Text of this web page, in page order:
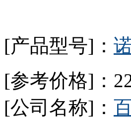
[产品型号]：
[参考价格]：
[公司名称]：